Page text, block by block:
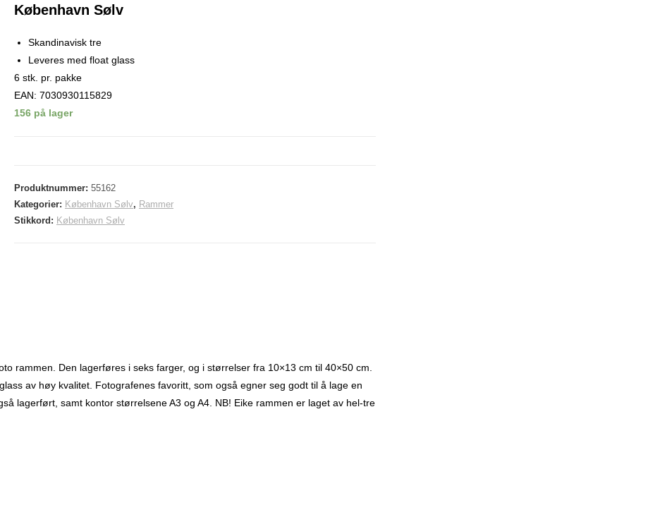
København Sølv
Skandinavisk tre
Leveres med float glass
6 stk. pr. pakke
EAN: 7030930115829
156 på lager
Produktnummer: 55162
Kategorier: København Sølv, Rammer
Stikkord: København Sølv
rammen. Den lagerføres i seks farger, og i størrelser fra 10×13 cm til 40×50 cm.
av høy kvalitet. Fotografenes favoritt, som også egner seg godt til å lage en
lagerført, samt kontor størrelsene A3 og A4. NB! Eike rammen er laget av hel-tre